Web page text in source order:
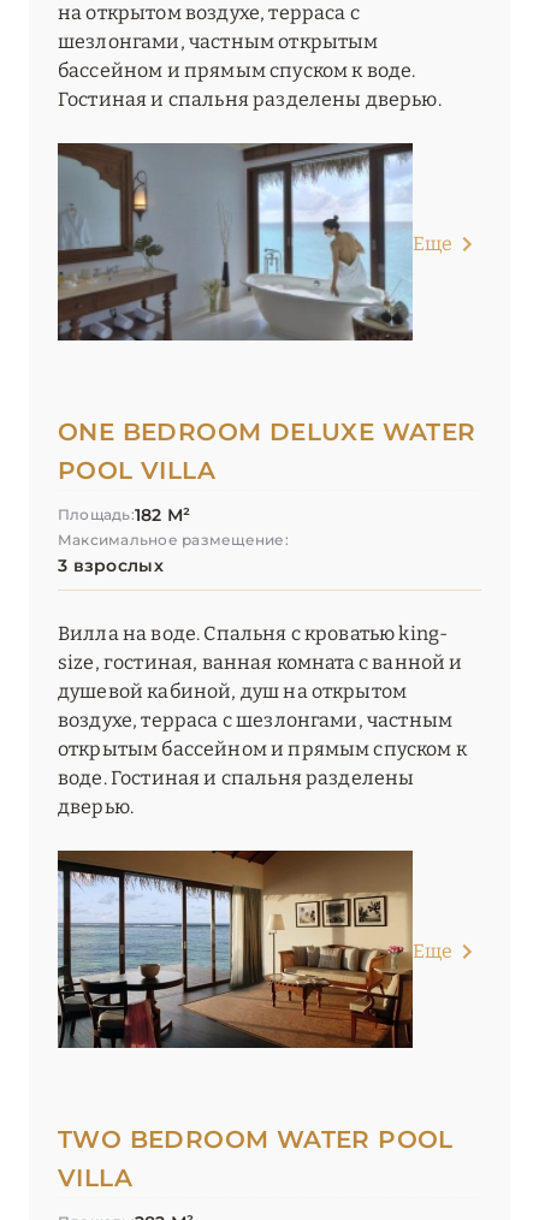
на открытом воздухе, терраса с
шезлонгами, частным открытым
бассейном и прямым спуском к воде.
Гостиная и спальня разделены дверью.
Еще
ONE BEDROOM DELUXE WATER
POOL VILLA
Площадь:182 М²
Максимальное размещение:
3 взрослых
Вилла на воде. Спальня с кроватью king-
size, гостиная, ванная комната с ванной и
душевой кабиной, душ на открытом
воздухе, терраса с шезлонгами, частным
открытым бассейном и прямым спуском к
воде. Гостиная и спальня разделены
дверью.
Еще
TWO BEDROOM WATER POOL
VILLA